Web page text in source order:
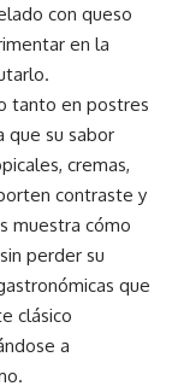
con queso
en la
tanto en postres
que su sabor
cremas,
contraste y
muestra cómo
perder su
que
clásico
a